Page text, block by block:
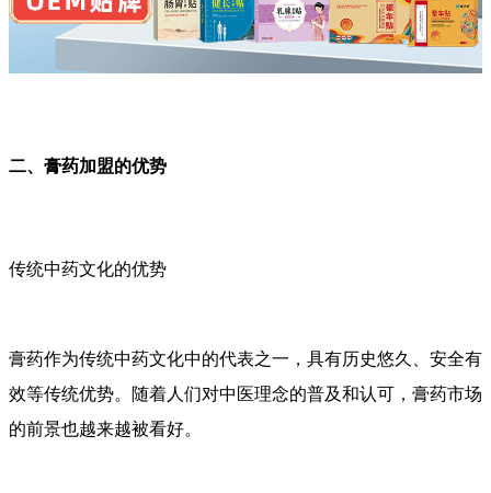
二、膏药加盟的优势
传统中药文化的优势
膏药作为传统中药文化中的代表之一，具有历史悠久、安全有
效等传统优势。随着人们对中医理念的普及和认可，膏药市场
的前景也越来越被看好。